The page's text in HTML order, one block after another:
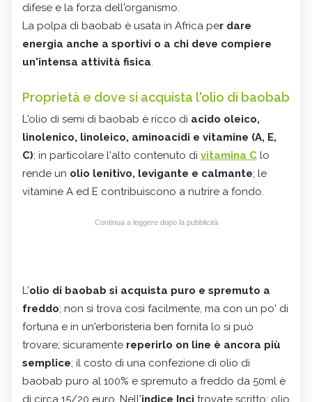
difese e la forza dell'organismo.
La polpa di baobab è usata in Africa per dare
energia anche a sportivi o a chi deve compiere
un'intensa attività fisica.
Proprietà e dove si acquista l'olio di baobab
L'olio di semi di baobab è ricco di acido oleico,
linolenico, linoleico, aminoacidi e vitamine (A, E,
C); in particolare l'alto contenuto di vitamina C lo
rende un olio lenitivo, levigante e calmante; le
vitamine A ed E contribuiscono a nutrire a fondo.
Continua a leggere dopo la pubblicità
L'olio di baobab si acquista puro e spremuto a
freddo; non si trova così facilmente, ma con un po' di
fortuna e in un'erboristeria ben fornita lo si può
trovare; sicuramente reperirlo on line è ancora più
semplice; il costo di una confezione di olio di
baobab puro al 100% e spremuto a freddo da 50ml è
di circa 15/20 euro. Nell'indice Inci trovate scritto: olio